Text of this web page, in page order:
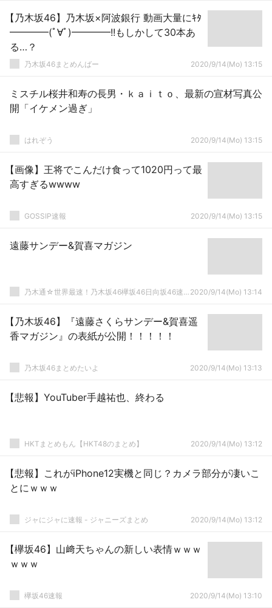
【乃木坂46】乃木坂×阿波銀行 動画大量にｷﾀ
━━━━(ﾟ∀ﾟ)━━━━!!もしかして30本あ
る…？
乃木坂46まとめんばー 2020/9/14(Mo) 13:15
ミスチル桜井和寿の長男・ｋａｉｔｏ、最新の宣材写真公
開「イケメン過ぎ」
はれぞう 2020/9/14(Mo) 13:15
【画像】王将でこんだけ食って1020円って最
高すぎるwwww
GOSSIP速報 2020/9/14(Mo) 13:15
遠藤サンデー&賀喜マガジン
乃木通☆世界最速！乃木坂46欅坂46日向坂46速報まとめ 2020/9/14(Mo) 13:14
【乃木坂46】『遠藤さくらサンデー&賀喜遥
香マガジン』の表紙が公開！！！！！
乃木坂46まとめたいよ 2020/9/14(Mo) 13:13
【悲報】YouTuber手越祐也、終わる
HKTまとめもん【HKT48のまとめ】 2020/9/14(Mo) 13:12
【悲報】これがiPhone12実機と同じ？カメラ部分が凄いこ
とにｗｗｗ
ジャにジャに速報 - ジャニーズまとめ 2020/9/14(Mo) 13:12
【欅坂46】山﨑天ちゃんの新しい表情ｗｗｗ
ｗｗｗ
欅坂46速報 2020/9/14(Mo) 13:10